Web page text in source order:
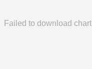
Failed to download chart